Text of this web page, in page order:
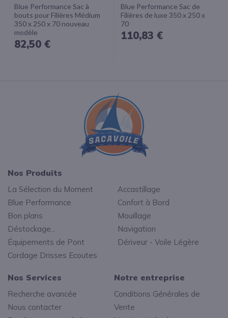
Blue Performance Sac à
bouts pour Filières Médium
350 x 250 x 70 nouveau
modèle
82,50 €
Blue Performance Sac de
Filières de luxe 350 x 250 x
70
110,83 €
Nos Services
Recherche avancée
Nous contacter
Notre entreprise
Conditions Générales de
Vente
Nos Produits
La Sélection du Moment
Blue Performance
Bon plans
Déstockage...
Équipements de Pont
Cordage Drisses Ecoutes
Accastillage
Confort à Bord
Mouillage
Navigation
Dériveur - Voile Légère